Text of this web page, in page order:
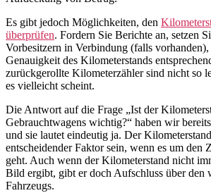
Es gibt jedoch Möglichkeiten, den
überprüfen. Fordern Sie Berichte an, setzen
Vorbesitzern in Verbindung (falls
Genauigkeit des Kilometerstands
zurückgerollte Kilometerzähler sind nicht so
es vielleicht scheint.
Die Antwort auf die Frage „Ist der
Gebrauchtwagens wichtig?“ haben wir
und sie lautet eindeutig ja. Der
entscheidender Faktor sein, wenn es um den
geht. Auch wenn der Kilometerstand nicht
Bild ergibt, gibt er doch Aufschluss über den
Fahrzeugs.